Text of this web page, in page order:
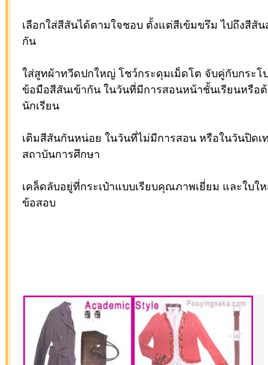
เลือกใส่สีสันได้ตามใจชอบ ตั้งแต่สีเข้มขรึม ไปถึงสีสั
กัน
ใส่สูทผ้าทวีดปกใหญ่ โชว์กระดุมเม็ดโต จับคู่กับกระโ
ข้อมือสีสันเข้ากัน ในวันที่มีการสอนหน้าชั้นเรียนหรือ
นักเรียน
เติมสีสันกันหน่อย ในวันที่ไม่มีการสอน หรือในวันปิดเ
สถาบันการศึกษา
เคล็ดลับอยู่ที่กระเป๋าแบบเรียบคุณภาพเยี่ยม และใบ
ข้อสอบ